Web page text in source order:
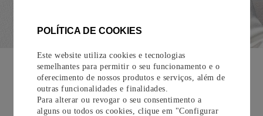
POLÍTICA DE COOKIES
Este website utiliza cookies e tecnologias
semelhantes para permitir o seu funcionamento e o
oferecimento de nossos produtos e serviços, além de
outras funcionalidades e finalidades.
Para alterar ou revogar o seu consentimento a
alguns ou todos os cookies, clique em "Configurar
EMBALAGEM PARA PRESENTE
Todos os pedidos de nossa e-Boutique Cartier são
cuidadosamente embrulhados para presente e oferecem a
opção de adicionar um cartão personalizado.